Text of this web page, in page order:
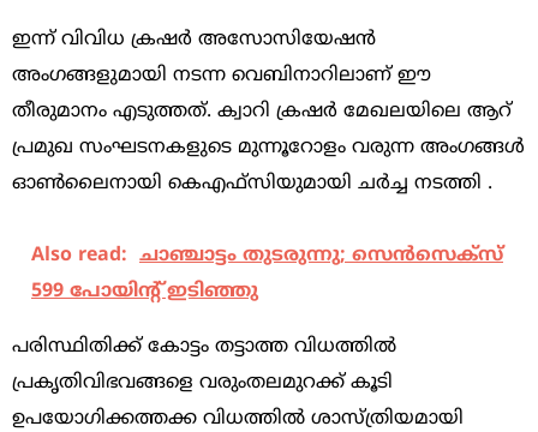
ഇന്ന് വിവിധ ക്രഷര്‍ അസോസിയേഷന്‍
അംഗങ്ങളുമായി നടന്ന വെബിനാറിലാണ് ഈ
തീരുമാനം എടുത്തത്. ക്വാറി ക്രഷര്‍ മേഖലയിലെ ആറ്
പ്രമുഖ സംഘടനകളുടെ മുന്നൂറോളം വരുന്ന അംഗങ്ങള്‍
ഓണ്‍ലൈനായി കെഎഫ്‌സിയുമായി ചര്‍ച്ച നടത്തി .
Also read: ചാഞ്ചാട്ടം തുടരുന്നു; സെന്‍സെക്‌സ്‌
599 പോയിന്റ്‌ ഇടിഞ്ഞു
പരിസ്ഥിതിക്ക് കോട്ടം തട്ടാത്ത വിധത്തില്‍
പ്രകൃതിവിഭവങ്ങളെ വരുംതലമുറക്ക് കൂടി
ഉപയോഗിക്കത്തക്ക വിധത്തില്‍ ശാസ്ത്രിയമായി